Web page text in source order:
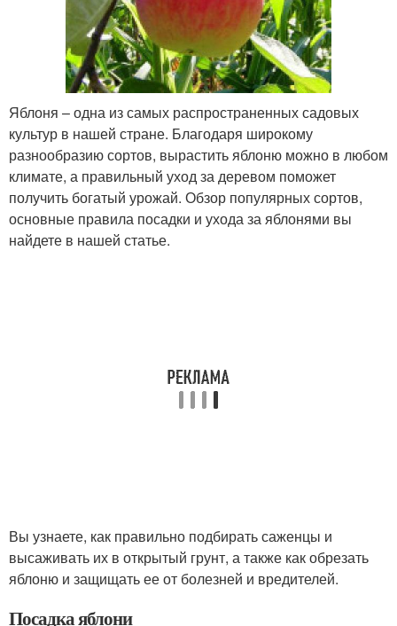
Яблоня – одна из самых распространенных садовых
культур в нашей стране. Благодаря широкому
разнообразию сортов, вырастить яблоню можно в любом
климате, а правильный уход за деревом поможет
получить богатый урожай. Обзор популярных сортов,
основные правила посадки и ухода за яблонями вы
найдете в нашей статье.
Вы узнаете, как правильно подбирать саженцы и
высаживать их в открытый грунт, а также как обрезать
яблоню и защищать ее от болезней и вредителей.
Посадка яблони